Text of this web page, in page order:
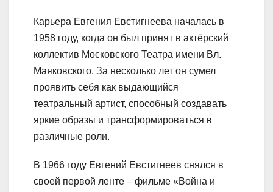
Карьера Евгения Евстигнеева началась в
1958 году, когда он был принят в актёрский
коллектив Московского Театра имени Вл.
Маяковского. За несколько лет он сумел
проявить себя как выдающийся
театральный артист, способный создавать
яркие образы и трансформироваться в
различные роли.
В 1966 году Евгений Евстигнеев снялся в
своей первой ленте – фильме «Война и